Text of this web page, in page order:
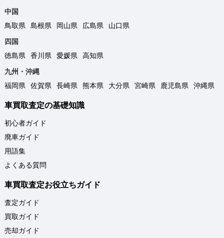
中国
鳥取県
島根県 岡山県 広島県
山口県
四国
徳島県
香川県 愛媛県
高知県
九州・沖縄
福岡県
佐賀県 長崎県 熊本県 大分県 宮崎県 鹿児島県 沖縄県
車買取査定の基礎知識
初心者ガイド
廃車ガイド
用語集
よくある質問
車買取査定お役立ちガイド
査定ガイド
買取ガイド
売却ガイド